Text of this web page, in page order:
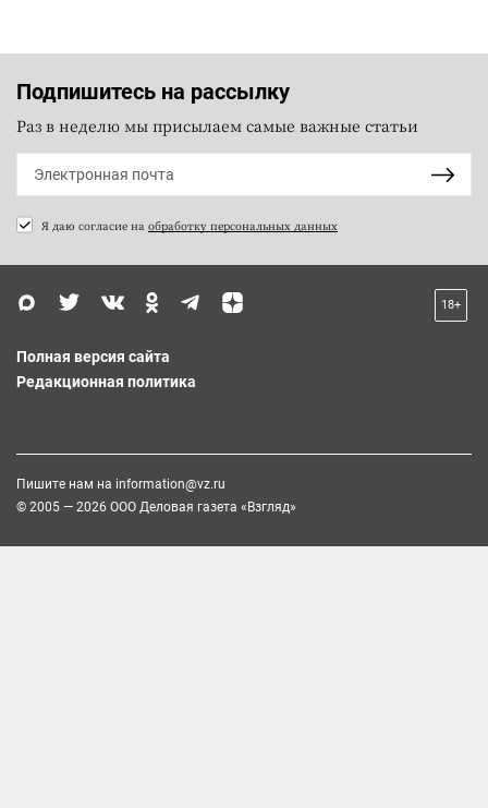
Подпишитесь на рассылку
Раз в неделю мы присылаем самые важные статьи
Я даю согласие на обработку персональных данных
18+
Полная версия сайта
Редакционная политика
Пишите нам на information@vz.ru
© 2005 — 2026 ООО Деловая газета «Взгляд»